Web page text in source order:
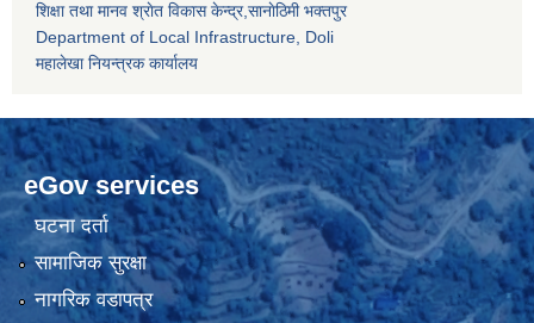
शिक्षा तथा मानव श्राेत विकास केन्द्र,सानाेठिमी भक्तपुर
Department of Local Infrastructure, Doli
महालेखा नियन्त्रक कार्यालय
eGov services
घटना दर्ता
सामाजिक सुरक्षा
नागरिक वडापत्र